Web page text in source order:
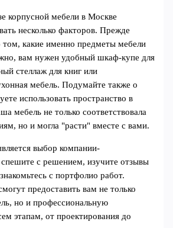
корпусной мебели в Москве
несколько факторов. Прежде
том, какие именно предметы мебели
вам нужен удобный шкаф-купе для
стеллаж для книг или
мебель. Подумайте также о
использовать пространство в
мебель не только соответствовала
но и могла "расти" вместе с вами.
выбор компании-
с решением, изучите отзывы
с портфолио работ.
предоставить вам не только
но и профессиональную
этапам, от проектирования до